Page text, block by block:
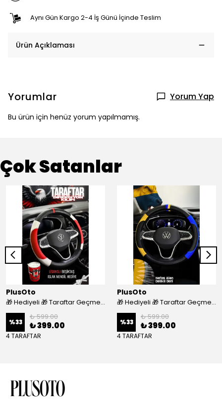
Aynı Gün Kargo 2-4 İş Günü İçinde Teslim
Ürün Açıklaması
Yorumlar Yorum Yap
Bu ürün için henüz yorum yapılmamış.
Çok Satanlar
PlusOto
🎁 Hediyeli 🎁 Taraftar Geçmeli Direksiyon Kılıfı - BEŞİKTAŞ
%33
₺ 599.00
₺ 399.00
4 TARAFTAR
PlusOto
🎁 Hediyeli 🎁 Taraftar Geçmeli Direksiyon Kılıfı - FENERBAHÇE
%33
₺ 599.00
₺ 399.00
4 TARAFTAR